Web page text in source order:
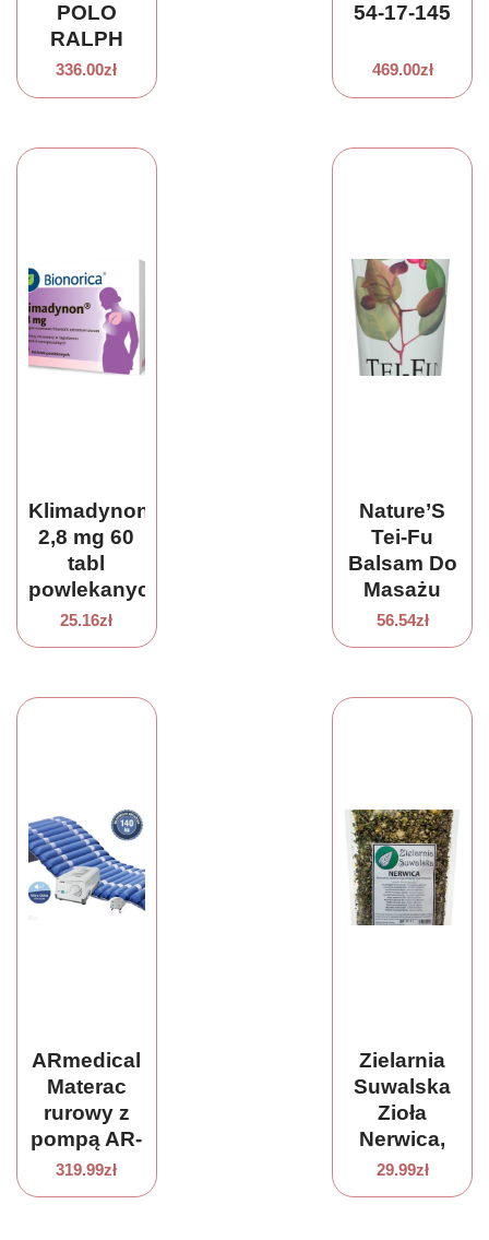
POLO
RALPH
LAUREN
ROZMIAR
336.00zł
54-17-145
469.00zł
Klimadynon
2,8 mg 60
tabl
powlekanych
25.16zł
Nature’S
Tei-Fu
Balsam Do
Masażu
118,3 Ml
56.54zł
ARmedical
Materac
rurowy z
pompą AR-
950
319.99zł
Zielarnia
Suwalska
Zioła
Nerwica,
Arcydzięgiel
korzeń,
29.99zł